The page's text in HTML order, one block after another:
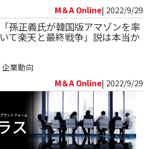
M＆A Online| 2022/9/29
「孫正義氏が韓国版アマゾンを率
いて楽天と最終戦争」説は本当か
企業動向
M＆A Online| 2022/9/29